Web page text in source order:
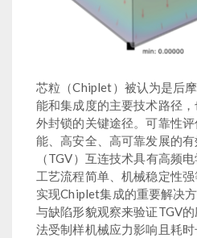
芯粒（Chiplet）被认为是后
能和集成度的主要技术路径
外封锁的关键途径。可靠性
能、高安全、高可靠发展的
（TGV）互连技术具有高频
工艺流程简单、机械稳定性
实现Chiplet集成的重要解决
与缺陷形貌观察来验证TGV
法受制样机械应力影响且耗